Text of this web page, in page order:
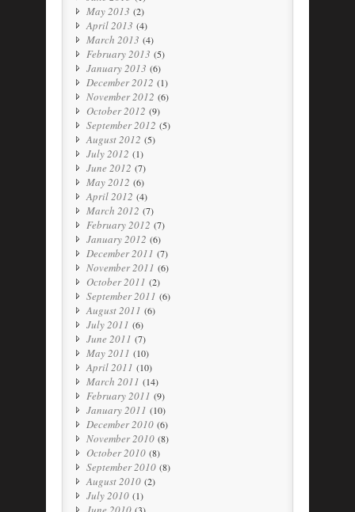
May 2013 (2)
April 2013 (4)
March 2013 (4)
February 2013 (5)
January 2013 (6)
December 2012 (1)
November 2012 (6)
October 2012 (9)
September 2012 (5)
August 2012 (5)
July 2012 (1)
June 2012 (7)
May 2012 (6)
April 2012 (4)
March 2012 (7)
February 2012 (7)
January 2012 (6)
December 2011 (7)
November 2011 (6)
October 2011 (2)
September 2011 (6)
August 2011 (6)
July 2011 (6)
June 2011 (7)
May 2011 (10)
April 2011 (10)
March 2011 (14)
February 2011 (9)
January 2011 (10)
December 2010 (6)
November 2010 (8)
October 2010 (8)
September 2010 (8)
August 2010 (2)
July 2010 (1)